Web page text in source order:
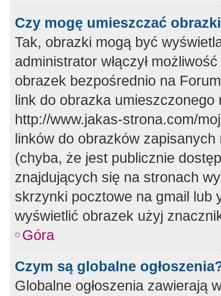
Czy mogę umieszczać
Tak, obrazki mogą być
administrator włączył
obrazek bezpośrednio na
link do obrazka
http://www.jakas-strona.com/
linków do obrazków
(chyba, że jest publicznie
znajdujących się na stronach
skrzynki pocztowe na gmail lub
wyświetlić obrazek użyj
Góra
Czym są globalne
Globalne ogłoszenia zawierają